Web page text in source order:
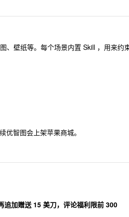
、壁纸等。每个场景内置 Skill ，用来约
智图会上架苹果商城。
追加赠送 15 美刀，评论福利限前 300